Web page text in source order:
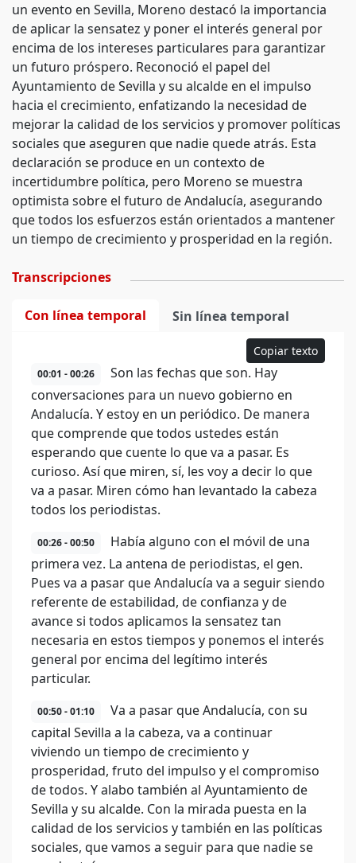
un evento en Sevilla, Moreno destacó la importancia
de aplicar la sensatez y poner el interés general por
encima de los intereses particulares para garantizar
un futuro próspero. Reconoció el papel del
Ayuntamiento de Sevilla y su alcalde en el impulso
hacia el crecimiento, enfatizando la necesidad de
mejorar la calidad de los servicios y promover políticas
sociales que aseguren que nadie quede atrás. Esta
declaración se produce en un contexto de
incertidumbre política, pero Moreno se muestra
optimista sobre el futuro de Andalucía, asegurando
que todos los esfuerzos están orientados a mantener
un tiempo de crecimiento y prosperidad en la región.
Transcripciones
Con línea temporal Sin línea temporal
Copiar texto
00:01 - 00:26
Son las fechas que son. Hay
conversaciones para un nuevo gobierno en
Andalucía. Y estoy en un periódico. De manera
que comprende que todos ustedes están
esperando que cuente lo que va a pasar. Es
curioso. Así que miren, sí, les voy a decir lo que
va a pasar. Miren cómo han levantado la cabeza
todos los periodistas.
00:26 - 00:50
Había alguno con el móvil de una
primera vez. La antena de periodistas, el gen.
Pues va a pasar que Andalucía va a seguir siendo
referente de estabilidad, de confianza y de
avance si todos aplicamos la sensatez tan
necesaria en estos tiempos y ponemos el interés
general por encima del legítimo interés
particular.
00:50 - 01:10
Va a pasar que Andalucía, con su
capital Sevilla a la cabeza, va a continuar
viviendo un tiempo de crecimiento y
prosperidad, fruto del impulso y el compromiso
de todos. Y alabo también al Ayuntamiento de
Sevilla y su alcalde. Con la mirada puesta en la
calidad de los servicios y también en las políticas
sociales, que vamos a seguir para que nadie se